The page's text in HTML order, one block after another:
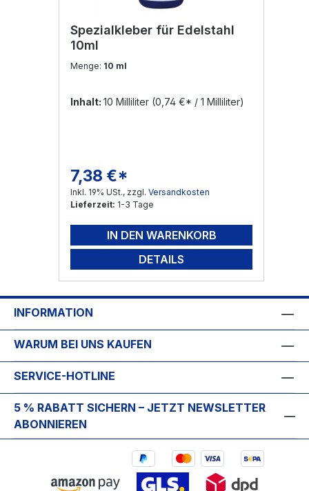
Spezialkleber für Edelstahl
10ml
Menge: 10 ml
Inhalt: 10 Milliliter (0,74 €* / 1 Milliliter)
Regulärer Preis:
7,38 €*
Inkl. 19% USt., zzgl. Versandkosten
Lieferzeit: 1-3 Tage
IN DEN WARENKORB
DETAILS
INFORMATION
WARUM BEI UNS KAUFEN
SERVICE-HOTLINE
5 % RABATT SICHERN – JETZT NEWSLETTER
ABONNIEREN